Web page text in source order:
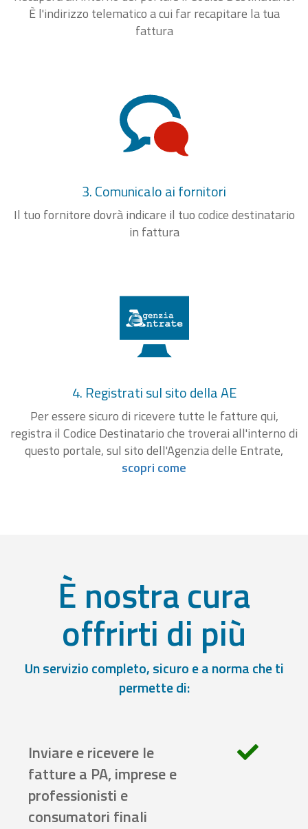
È l'indirizzo telematico a cui far recapitare la tua
fattura
3. Comunicalo ai fornitori
Il tuo fornitore dovrà indicare il tuo codice destinatario
in fattura
4. Registrati sul sito della AE
Per essere sicuro di ricevere tutte le fatture qui,
registra il Codice Destinatario che troverai all'interno di
questo portale, sul sito dell'Agenzia delle Entrate,
scopri come
È nostra cura
offrirti di più
Un servizio completo, sicuro e a norma che ti
permette di:
Inviare e ricevere le
fatture a PA, imprese e
professionisti e
consumatori finali